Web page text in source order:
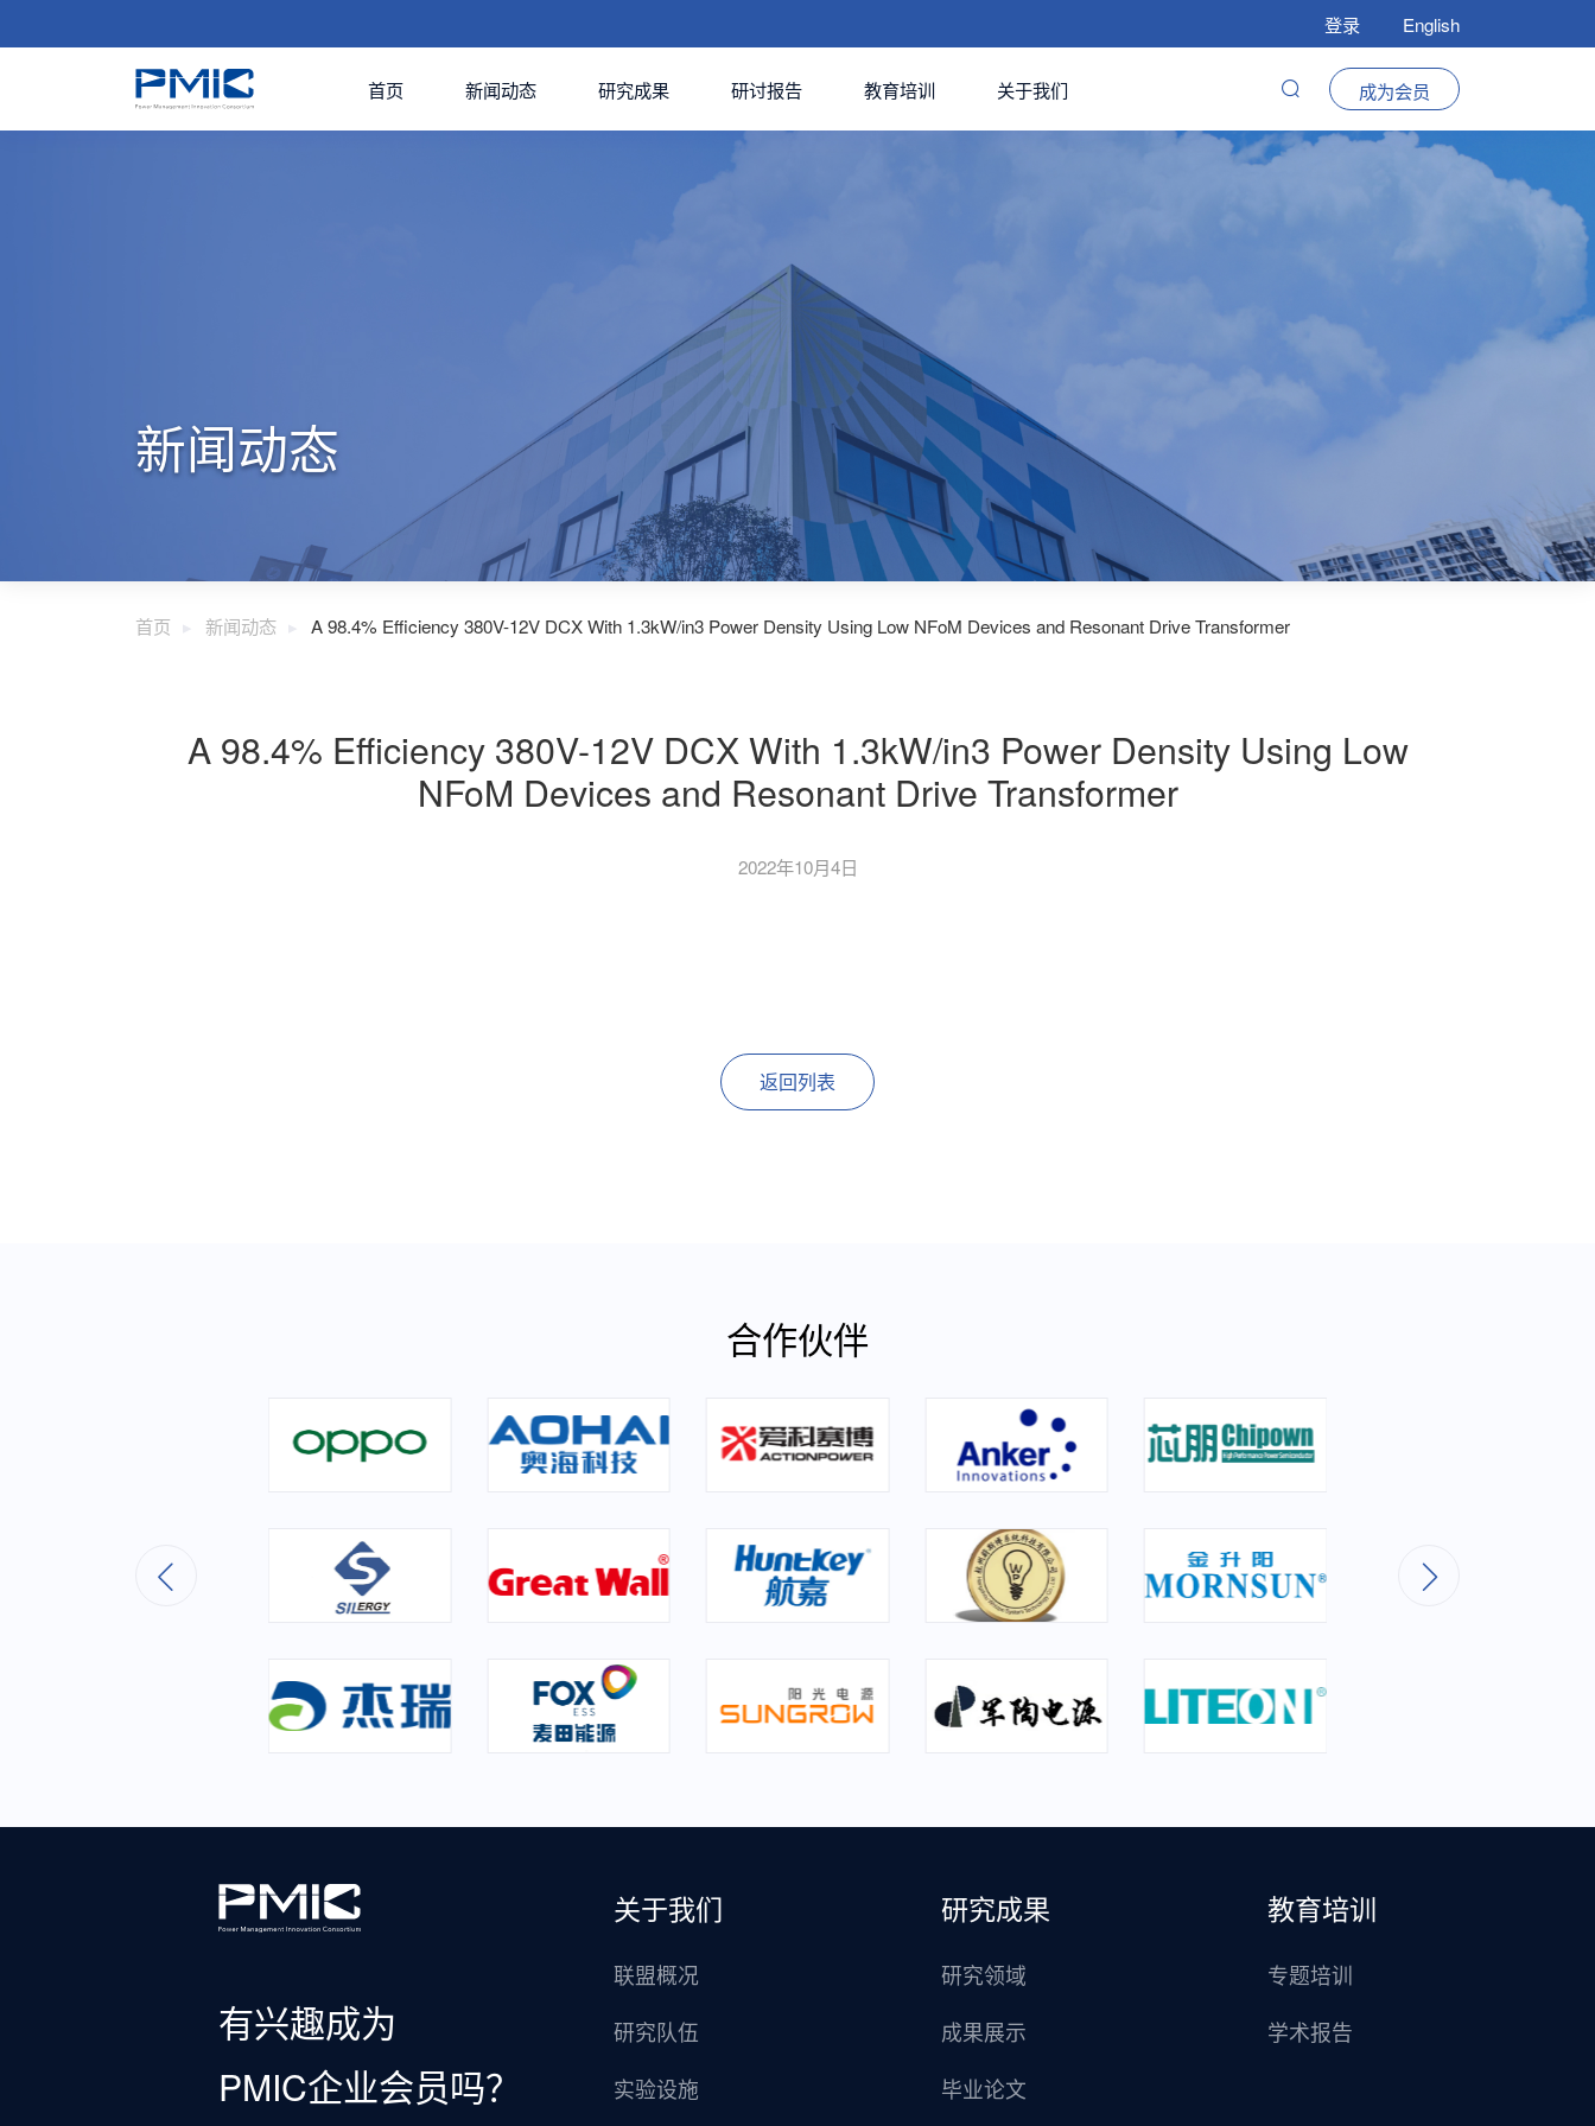
登录 English
首页 新闻动态 研究成果 研讨报告 教育培训 关于我们 成为会员
新闻动态
首页 新闻动态 A 98.4% Efficiency 380V-12V DCX With 1.3kW/in3 Power Density Using Low NFoM Devices and Resonant Drive Transformer
A 98.4% Efficiency 380V-12V DCX With 1.3kW/in3 Power Density Using Low
NFoM Devices and Resonant Drive Transformer
2022年10月4日
返回列表
合作伙伴
有兴趣成为
PMIC企业会员吗？
关于我们
联盟概况
研究队伍
实验设施
研究成果
研究领域
成果展示
毕业论文
教育培训
专题培训
学术报告